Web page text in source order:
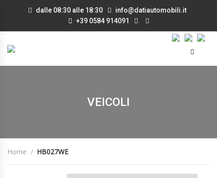
dalle 08:30 alle 18:30
info@datiautomobili.it
+39 0584 914091
VEICOLI
Home HB027WE